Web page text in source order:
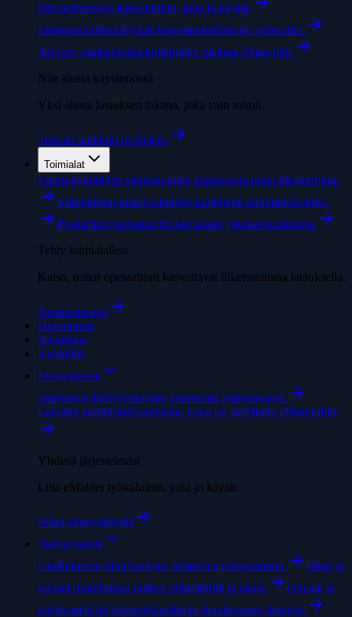
liittimetIntegroi järjestelmiin, joita jo käytät.
EnergianhallintaÄlykäs kuormanhallinta ja optimointi.
Ad hoc -maksuAnna kuljettajien maksaa ilman tiliä.
Näe alusta käytännössä
Yksi alusta latauksen takana, joka vain toimii.
Tutustu kaikkiin tuotteisiin
Toimialat
EnergiayhtiötTee sähköautojen latauksesta uutta liikevaihtoa.
VähittäiskauppaHoukuttele kuljettajat toimipaikkoihisi.
PysäköintioperaattoritLisää lataus jokaiseen ruutuun.
Tehty toimialallesi
Katso, miten operaattorit kasvattavat liiketoimintaa latauksella.
Asiakastarinat
Hinnoittelu
Asiakkaat
Kehittäjät
Ekosysteemi
Salesforce-liitinSynkronoi latausdata Salesforceen.
Laturien sertifiointiLaitteistot, jotka on sertifioitu eMablerille.
Yhdistä järjestelmäsi
Liitä eMabler työkaluihin, joita jo käytät.
Selaa ekosysteemiä
Tietoa meistä
UraRakenna sähköautojen latauksen tulevaisuutta.
Blogi ja
uutisetTuoreimmat uutiset eMableriltä ja alalta.
Oppaat ja
webinaaritOpi käynnistämään ja skaalaamaan latausta.